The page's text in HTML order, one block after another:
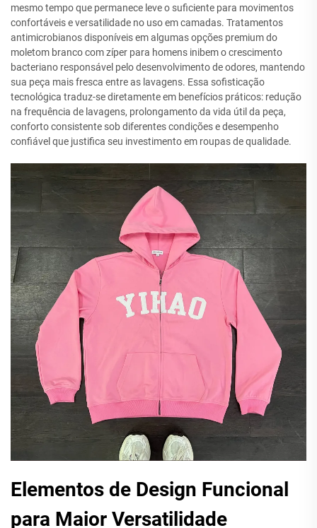
mesmo tempo que permanece leve o suficiente para movimentos
confortáveis e versatilidade no uso em camadas. Tratamentos
antimicrobianos disponíveis em algumas opções premium do
moletom branco com zíper para homens inibem o crescimento
bacteriano responsável pelo desenvolvimento de odores, mantendo
sua peça mais fresca entre as lavagens. Essa sofisticação
tecnológica traduz-se diretamente em benefícios práticos: redução
na frequência de lavagens, prolongamento da vida útil da peça,
conforto consistente sob diferentes condições e desempenho
confiável que justifica seu investimento em roupas de qualidade.
Elementos de Design Funcional
para Maior Versatilidade